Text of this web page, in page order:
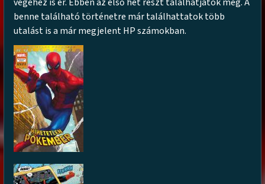
benne található történetre már találhattatok több
utalást is a már megjelent HP számokban.